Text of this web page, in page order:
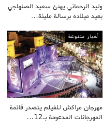
وليد الرحماني يهنئ سعيد الصنهاجي
بعيد ميلاده برسالة مليئة…
أخبار متنوعة
مهرجان مراكش للفيلم يتصدر قائمة
المهرجانات المدعومة بـ12…